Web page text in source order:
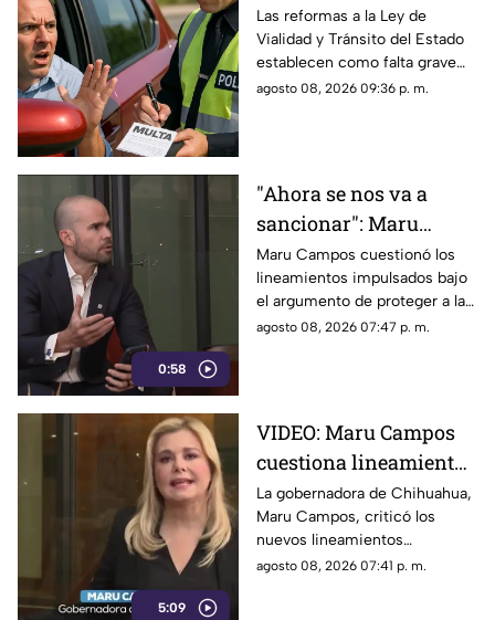
velocidades ya pueden
generar sanciones más
severas
Las reformas a la Ley de
Vialidad y Tránsito del Estado
establecen como falta grave
superar en 25 kilómetros por
agosto 08, 2026 09:36 p. m.
0:58
"Ahora se nos va a
sancionar": Maru
Campos acusa censura
en nuevos
lineamientos para
medios
Maru Campos cuestionó los
lineamientos impulsados bajo
el argumento de proteger a las
audiencias y afirmó que
agosto 08, 2026 07:47 p. m.
5:09
VIDEO: Maru Campos
cuestiona lineamientos
para medios y advierte
riesgos para la libertad
de expresión
La gobernadora de Chihuahua,
Maru Campos, criticó los
nuevos lineamientos
relacionados con los derechos
agosto 08, 2026 07:41 p. m.